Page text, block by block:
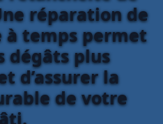
réparation de
temps permet
dégâts plus
d’assurer la
de votre